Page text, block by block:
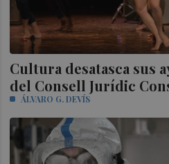
Cultura desatasca sus
del Consell Jurídic
ÁLVARO G. DEVÍS